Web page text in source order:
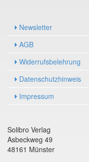
Newsletter
AGB
Widerrufsbelehrung
Datenschutzhinweis
Impressum
Solibro Verlag
Asbeckweg 49
48161 Münster